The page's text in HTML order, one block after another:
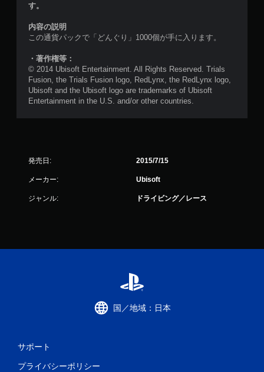
す。
内容の説明
この通貨パックで「どんぐり」1000個が手に入ります。
・著作権等：
© 2014 Ubisoft Entertainment. All Rights Reserved. Trials
Fusion, the Trials Fusion logo, RedLynx, the RedLynx logo,
Ubisoft and the Ubisoft logo are trademarks of Ubisoft
Entertainment in the U.S. and/or other countries.
発売日: 2015/7/15
メーカー: Ubisoft
ジャンル: ドライビング／レース
国／地域：日本
サポート
プライバシーポリシー